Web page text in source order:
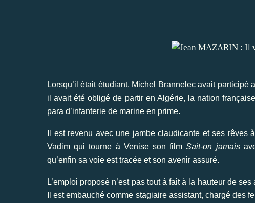
Lorsqu’il était étudiant, Michel Brannelec avait
il avait été obligé de partir en Algérie, la nation
para d’infanterie de marine en prime.
Il est revenu avec une jambe claudicante et ses
Vadim qui tourne à Venise son filmSait-on jamais
qu’enfin sa voie est tracée et son avenir assuré.
L’emploi proposé n’est pas tout à fait à la hauteur de
Il est embauché comme stagiaire assistant, chargé